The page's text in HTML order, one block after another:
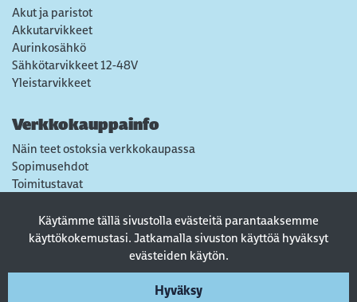
Käytämme tällä sivustolla evästeitä parantaaksemme
käyttökokemustasi. Jatkamalla sivuston käyttöä hyväksyt
evästeiden käytön.
Hyväksy
Akut ja paristot
Akkutarvikkeet
Aurinkosähkö
Sähkötarvikkeet 12-48V
Yleistarvikkeet
Verkkokauppainfo
Näin teet ostoksia verkkokaupassa
Sopimusehdot
Toimitustavat
Tietosuojaseloste
Usein kysytyt kysymykset
Seuraa sosiaalisessa mediassa